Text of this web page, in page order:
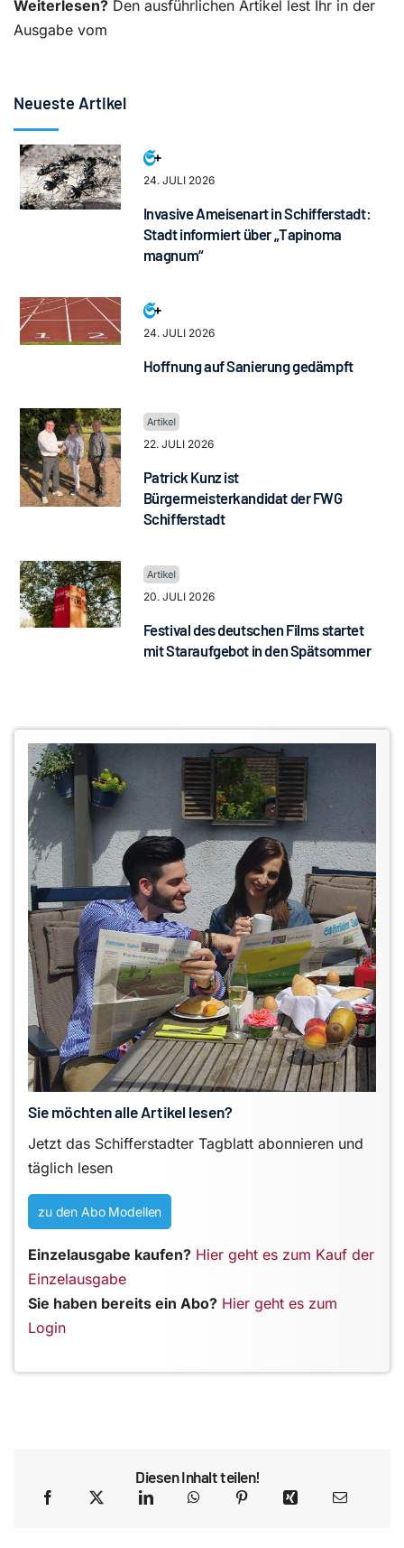
Weiterlesen? Den ausführlichen Artikel lest Ihr in der
Ausgabe vom
Neueste Artikel
24. JULI 2026
Invasive Ameisenart in Schifferstadt:
Stadt informiert über „Tapinoma
magnum“
24. JULI 2026
Hoffnung auf Sanierung gedämpft
22. JULI 2026
Patrick Kunz ist
Bürgermeisterkandidat der FWG
Schifferstadt
20. JULI 2026
Festival des deutschen Films startet
mit Staraufgebot in den Spätsommer
Sie möchten alle Artikel lesen?
Jetzt das Schifferstadter Tagblatt abonnieren und
täglich lesen
zu den Abo Modellen
Einzelausgabe kaufen? Hier geht es zum Kauf der
Einzelausgabe
Sie haben bereits ein Abo? Hier geht es zum
Login
Diesen Inhalt teilen!